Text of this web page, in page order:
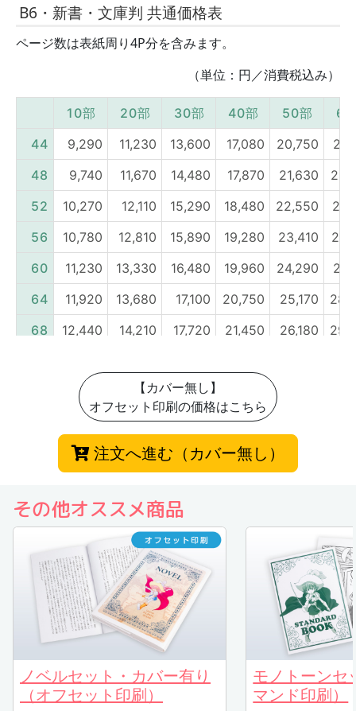
B6・新書・文庫判 共通価格表
ページ数は表紙周り4P分を含みます。
（単位：円／消費税込み）
【カバー無し】
オフセット印刷の価格はこちら
注文へ進む（カバー無し）
その他オススメ商品
ノベルセット・カバー有り
（オフセット印刷）
モノトーンセ
マンド印刷）